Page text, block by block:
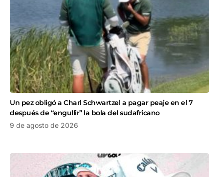
Un pez obligó a Charl Schwartzel a pagar peaje en el 7
después de “engullir” la bola del sudafricano
9 de agosto de 2026